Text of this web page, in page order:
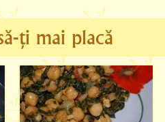
ți mai placă